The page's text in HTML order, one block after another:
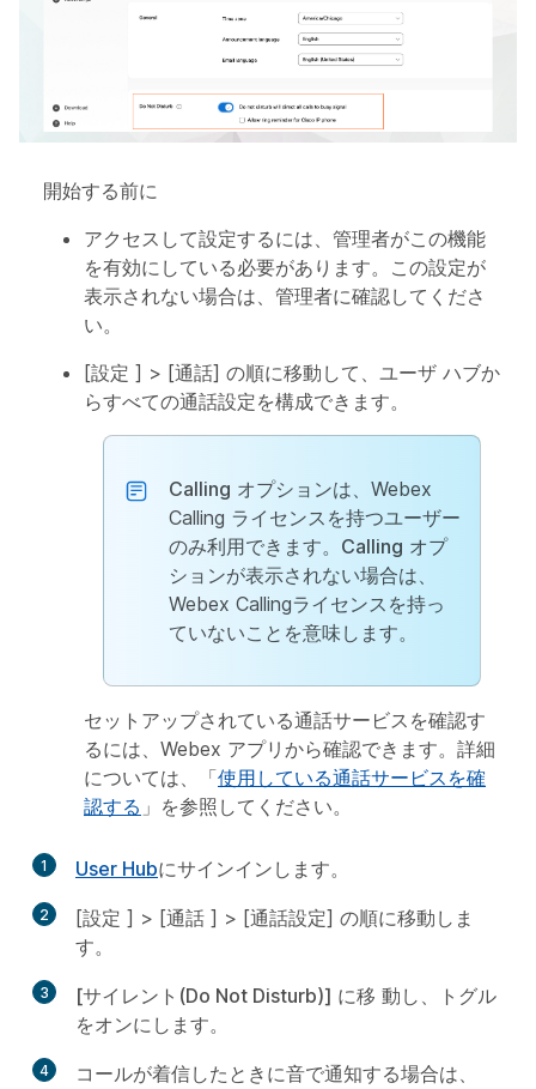
開始する前に
アクセスして設定するには、管理者がこの機能
を有効にしている必要があります。この設定が
表示されない場合は、管理者に確認してくださ
い。
[設定 ] > [通話] の順に移動して、ユーザ ハブか
らすべての通話設定を構成できます。
Calling オプションは、Webex
Calling ライセンスを持つユーザー
のみ利用できます。 Calling オプ
ションが表示されない場合は、
Webex Callingライセンスを持っ
ていないことを意味します。
セットアップされている通話サービスを確認す
るには、Webex アプリから確認できます。詳細
については、「使用している通話サービスを確
認する 」を参照してください。
1 User Hubにサインインします。
2 [設定 ] > [通話 ] > [通話設定] の順に移動しま
す。
3 [サイレント(Do Not Disturb)] に移 動し、トグル
をオンにします。
4
コールが着信したときに音で通知する場合は、